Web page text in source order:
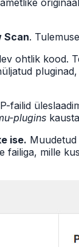
Scan.
ohtlik kood.
pluginad,
failid
plugins
ise.
mille